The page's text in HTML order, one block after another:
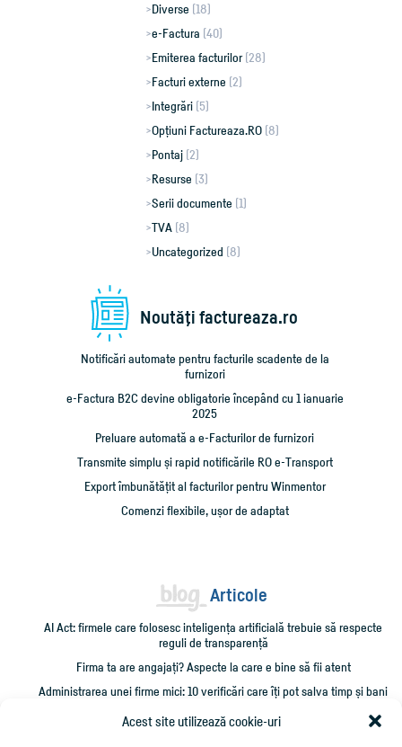
Acest site utilizează cookie-uri
Diverse (18)
e-Factura (40)
Emiterea facturilor(28)
Facturi externe (2)
Integrări (5)
Opțiuni Factureaza.RO (8)
Pontaj (2)
Resurse (3)
Serii documente (1)
TVA (8)
Uncategorized (8)
Noutăţi factureaza.ro
Notificări automate pentru facturile scadente de la
furnizori
e-Factura B2C devine obligatorie începând cu 1 ianuarie
2025
Preluare automată a e-Facturilor de furnizori
Transmite simplu și rapid notificările RO e-Transport
Export îmbunătățit al facturilor pentru Winmentor
Comenzi flexibile, ușor de adaptat
Articole
AI Act: firmele care folosesc inteligența artificială trebuie să respecte
reguli de transparență
Firma ta are angajați? Aspecte la care e bine să fii atent
Administrarea unei firme mici: 10 verificări care îți pot salva timp și bani
Cum împrumut firma cu bani și cum îmi recuperez creditarea?